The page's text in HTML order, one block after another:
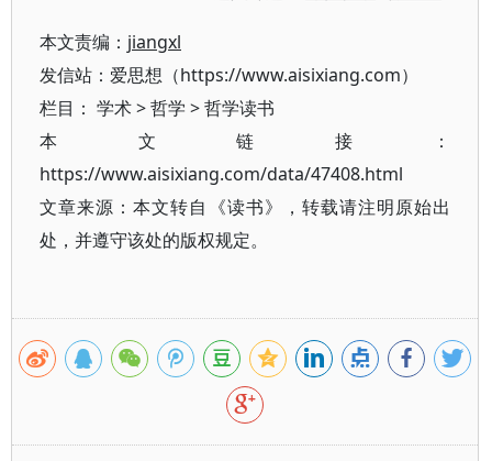
本文责编： jiangxl
发信站：爱思想（https://www.aisixiang.com）
栏目： 学术>哲学 >哲学读书
本文链接：
https://www.aisixiang.com/data/47408.html
文章来源：本文转自《读书》，转载请注明原始出
处，并遵守该处的版权规定。